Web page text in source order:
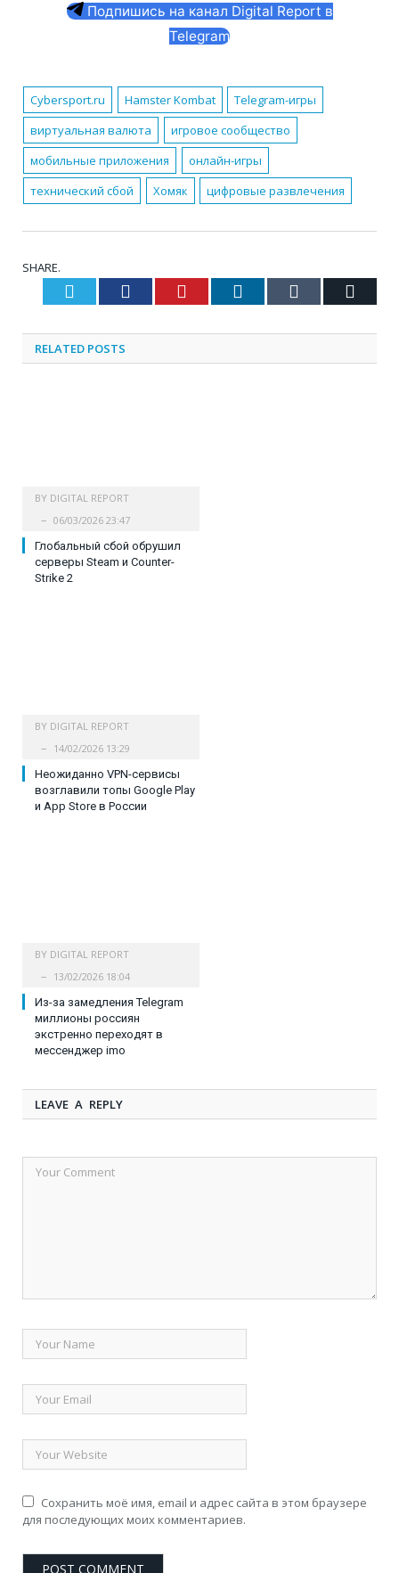
Подпишись на канал Digital Report в
Telegram
Cybersport.ru Hamster Kombat
Telegram-игры
виртуальная валюта
игровое сообщество
мобильные приложения
онлайн-игры
технический сбой
Хомяк цифровые развлечения
SHARE.
Twitter Facebook Pinterest LinkedIn Tumblr
RELATED POSTS
BY DIGITAL REPORT
06/03/2026 23:47
Глобальный сбой обрушил
серверы Steam и Counter-
Strike 2
BY DIGITAL REPORT
14/02/2026 13:29
Неожиданно VPN-сервисы
возглавили топы Google Play
и App Store в России
BY DIGITAL REPORT
13/02/2026 18:04
Из-за замедления Telegram
миллионы россиян
экстренно переходят в
мессенджер imo
LEAVE A REPLY
Сохранить моё имя, email и адрес сайта в этом браузере
для последующих моих комментариев.